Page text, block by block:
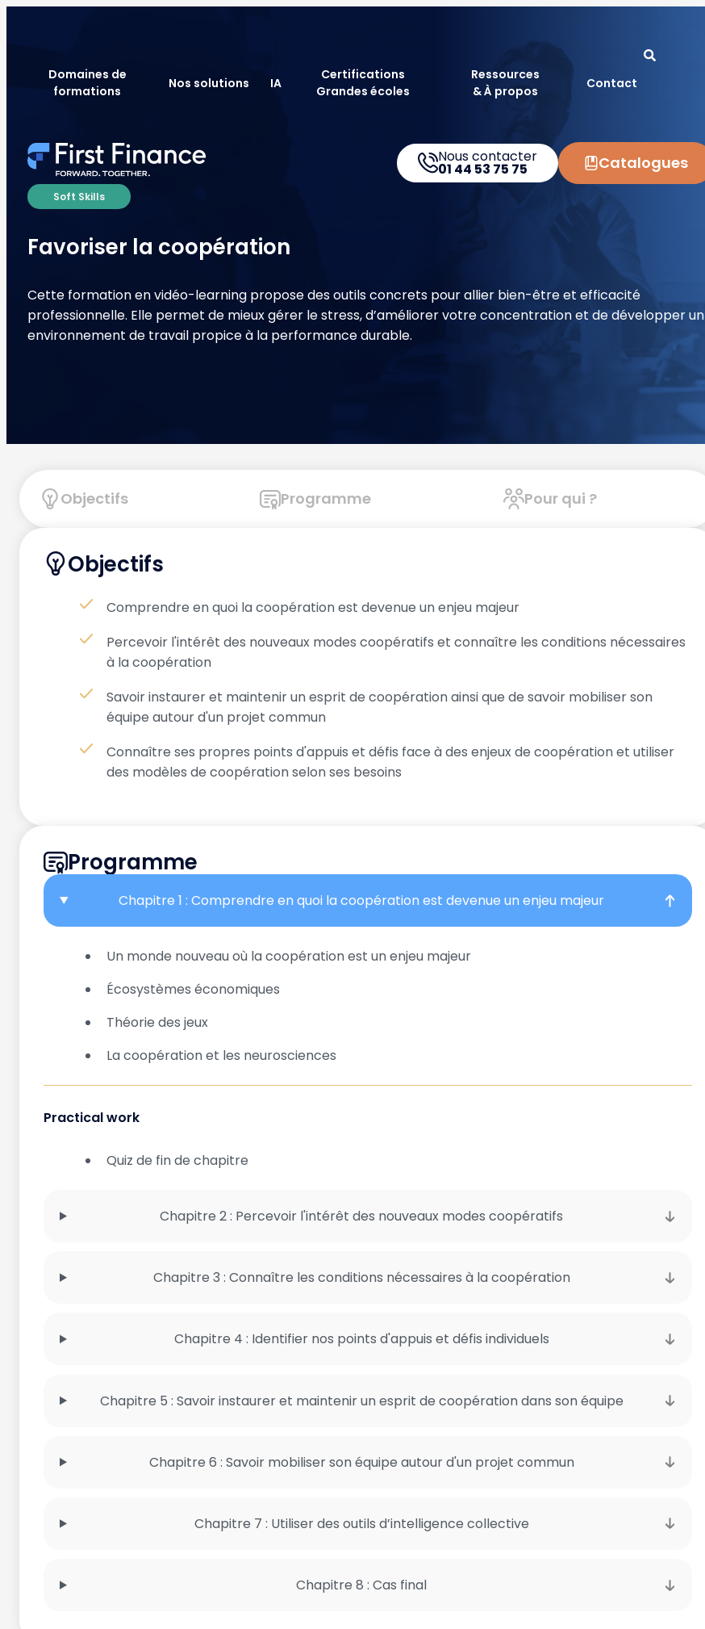
Domaines de
formations
Nos solutions IA
Certifications
Grandes écoles
Ressources
& À propos
Contact
Catalogues
Nous contacter
01 44 53 75 75
Soft Skills
Favoriser la coopération
Cette formation en vidéo-learning propose des outils concrets pour allier bien-être et efficacité
professionnelle. Elle permet de mieux gérer le stress, d’améliorer votre concentration et de développer un
environnement de travail propice à la performance durable.
Objectifs Programme Pour qui ?
Objectifs
Comprendre en quoi la coopération est devenue un enjeu majeur
Percevoir l'intérêt des nouveaux modes coopératifs et connaître les conditions nécessaires
à la coopération
Savoir instaurer et maintenir un esprit de coopération ainsi que de savoir mobiliser son
équipe autour d'un projet commun
Connaître ses propres points d'appuis et défis face à des enjeux de coopération et utiliser
des modèles de coopération selon ses besoins
Programme
Chapitre 1 : Comprendre en quoi la coopération est devenue un enjeu majeur
Un monde nouveau où la coopération est un enjeu majeur
Écosystèmes économiques
Théorie des jeux
La coopération et les neurosciences
Practical work
Quiz de fin de chapitre
Chapitre 2 : Percevoir l'intérêt des nouveaux modes coopératifs
Chapitre 3 : Connaître les conditions nécessaires à la coopération
Chapitre 4 : Identifier nos points d'appuis et défis individuels
Chapitre 5 : Savoir instaurer et maintenir un esprit de coopération dans son équipe
Chapitre 6 : Savoir mobiliser son équipe autour d'un projet commun
Chapitre 7 : Utiliser des outils d’intelligence collective
Chapitre 8 : Cas final